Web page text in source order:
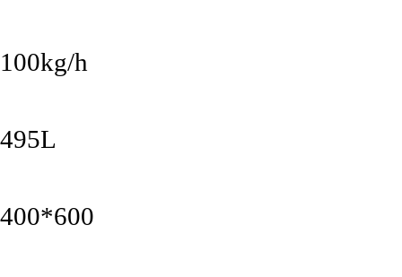
100kg/h
495L
400*600